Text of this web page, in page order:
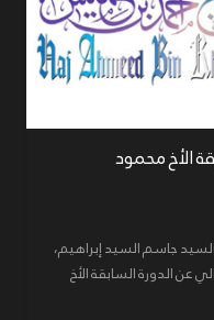
الأخ محمود
السيد جاسم السيد إبراهيم،
عن الدورة السابقة الأخ